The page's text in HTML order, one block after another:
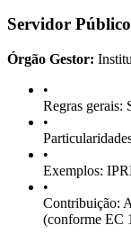
Servidor
Órgão Gestor:
•
Regras gerais:
•
•
Exemplos:
•
Contribuição:
(conforme EC